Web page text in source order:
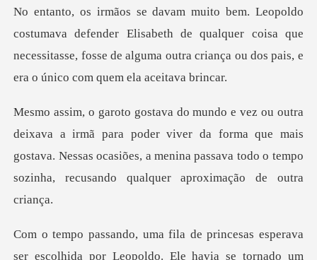
er Elisabeth de qualquer coisa que
necessitasse, fosse de alguma ou
a poder viver da forma que mais
gostava. Nessas ocasiões, a menina passa